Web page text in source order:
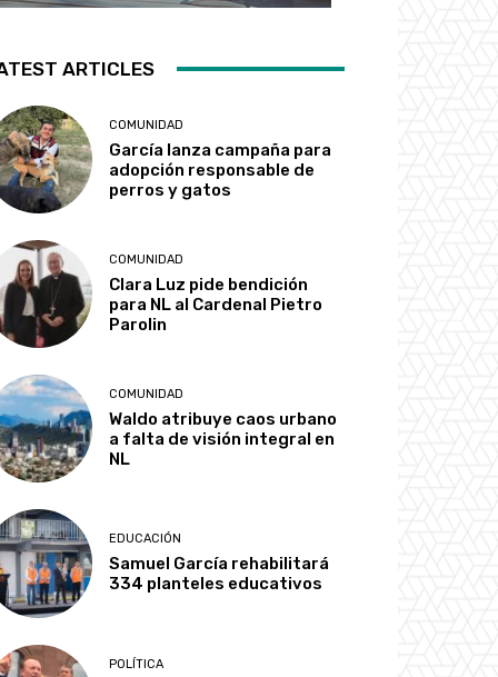
ARTICLES
COMUNIDAD
García lanza campaña para
adopción responsable de
perros y gatos
COMUNIDAD
Clara Luz pide bendición
para NL al Cardenal Pietro
Parolin
COMUNIDAD
Waldo atribuye caos urbano
a falta de visión integral en
NL
EDUCACIÓN
Samuel García rehabilitará
334 planteles educativos
POLÍTICA